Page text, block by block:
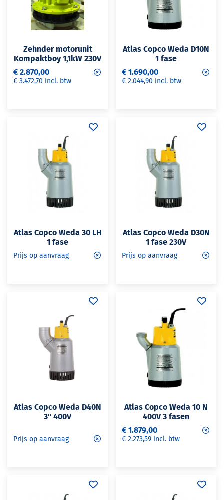
Zehnder motorunit
Kompaktboy 1,1kW 230V
€ 2.870,00
€ 3.472,70 incl. btw
Atlas Copco Weda D10N
1 fase
€ 1.690,00
€ 2.044,90 incl. btw
Atlas Copco Weda 30 LH
1 fase
Prijs op aanvraag
Atlas Copco Weda D30N
1 fase 230V
Prijs op aanvraag
Atlas Copco Weda D40N
3" 400V
Prijs op aanvraag
Atlas Copco Weda 10 N
400V 3 fasen
€ 1.879,00
€ 2.273,59 incl. btw